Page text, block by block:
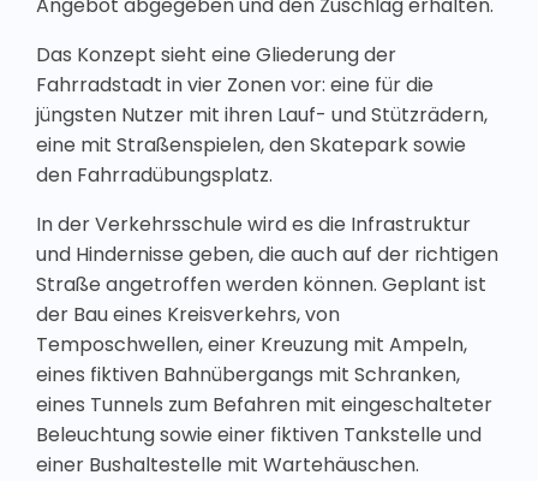
Angebot abgegeben und den Zuschlag erhalten.
Das Konzept sieht eine Gliederung der
Fahrradstadt in vier Zonen vor: eine für die
jüngsten Nutzer mit ihren Lauf- und Stützrädern,
eine mit Straßenspielen, den Skatepark sowie
den Fahrradübungsplatz.
In der Verkehrsschule wird es die Infrastruktur
und Hindernisse geben, die auch auf der richtigen
Straße angetroffen werden können. Geplant ist
der Bau eines Kreisverkehrs, von
Temposchwellen, einer Kreuzung mit Ampeln,
eines fiktiven Bahnübergangs mit Schranken,
eines Tunnels zum Befahren mit eingeschalteter
Beleuchtung sowie einer fiktiven Tankstelle und
einer Bushaltestelle mit Wartehäuschen.